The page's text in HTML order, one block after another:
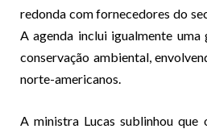
redonda com fornecedores do
A agenda inclui igualmente
conservação ambiental,
norte-americanos.
A ministra Lucas sublinhou